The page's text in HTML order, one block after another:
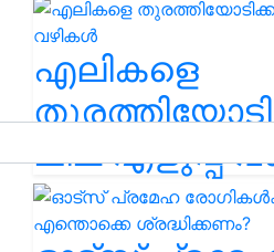
എലികളെ
ചില എളുപ്പ